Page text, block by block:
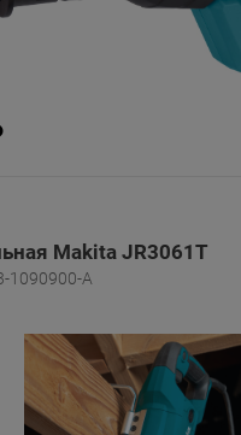
Makita JR3061T
1090900-A